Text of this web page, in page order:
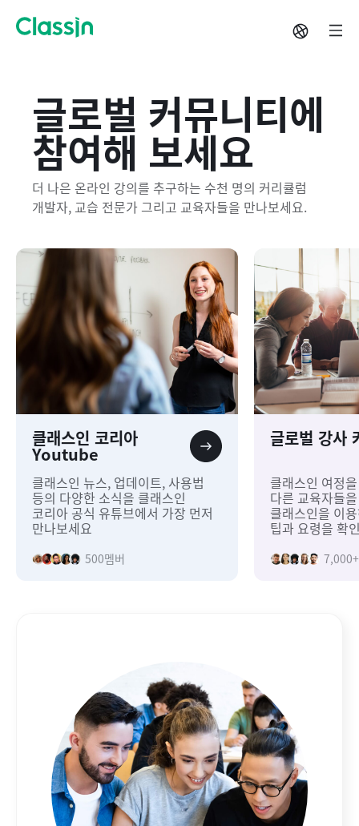
글로벌 커뮤니티에
참여해 보세요
더 나은 온라인 강의를 추구하는 수천 명의 커리큘럼
개발자, 교습 전문가 그리고 교육자들을 만나보세요.
클래스인 코리아
Youtube
클래스인 뉴스, 업데이트, 사용법
등의 다양한 소식을 클래스인
코리아 공식 유튜브에서 가장 먼저
만나보세요
500멤버
글로벌 강사
클래스인 여정
다른 교육자들
클래스인을 이
팁과 요령을 확
7,000+